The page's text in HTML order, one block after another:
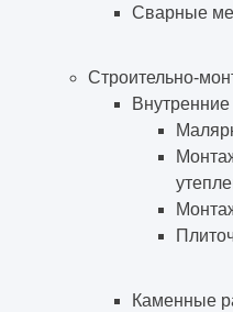
Сварные
Строительно-
Каменные